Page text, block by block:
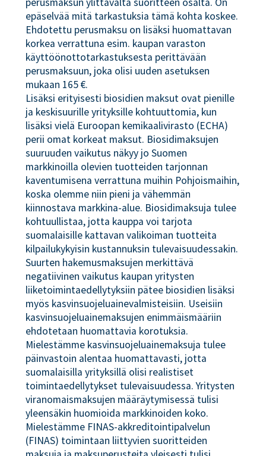
epäselvää mitä tarkastuksia tämä kohta koskee.
Ehdotettu perusmaksu on lisäksi huomattavan
korkea verrattuna esim. kaupan varaston
käyttöönottotarkastuksesta perittävään
perusmaksuun, joka olisi uuden asetuksen
mukaan 165 €.
Lisäksi erityisesti biosidien maksut ovat pienille
ja keskisuurille yrityksille kohtuuttomia, kun
lisäksi vielä Euroopan kemikaalivirasto (ECHA)
perii omat korkeat maksut. Biosidimaksujen
suuruuden vaikutus näkyy jo Suomen
markkinoilla olevien tuotteiden tarjonnan
kaventumisena verrattuna muihin Pohjoismaihin,
koska olemme niin pieni ja vähemmän
kiinnostava markkina-alue. Biosidimaksuja tulee
kohtuullistaa, jotta kauppa voi tarjota
suomalaisille kattavan valikoiman tuotteita
kilpailukykyisin kustannuksin tulevaisuudessakin.
Suurten hakemusmaksujen merkittävä
negatiivinen vaikutus kaupan yritysten
liiketoimintaedellytyksiin pätee biosidien lisäksi
myös kasvinsuojeluainevalmisteisiin. Useisiin
kasvinsuojeluainemaksujen enimmäismääriin
ehdotetaan huomattavia korotuksia.
Mielestämme kasvinsuojeluainemaksuja tulee
päinvastoin alentaa huomattavasti, jotta
suomalaisilla yrityksillä olisi realistiset
toimintaedellytykset tulevaisuudessa. Yritysten
viranomaismaksujen määräytymisessä tulisi
yleensäkin huomioida markkinoiden koko.
Mielestämme FINAS-akkreditointipalvelun
(FINAS) toimintaan liittyvien suoritteiden